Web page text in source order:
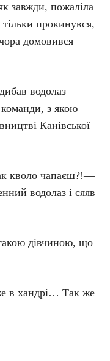
завжди, пожаліла
тільки прокинувся,
домовився
водолаз
команди, з якою
Канівської
кволо чапаєш?!—
водолаз і сяяв
дівчиною, що
в хандрі… Так же